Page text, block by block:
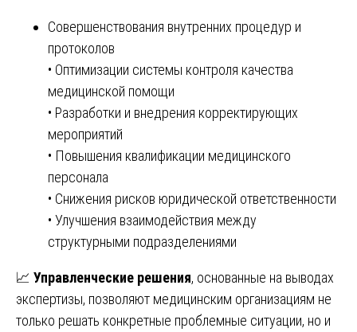
Совершенствования внутренних процедур и
протоколов
• Оптимизации системы контроля качества
медицинской помощи
• Разработки и внедрения корректирующих
мероприятий
• Повышения квалификации медицинского
персонала
• Снижения рисков юридической ответственности
• Улучшения взаимодействия между
структурными подразделениями
📈 Управленческие решения, основанные на выводах
экспертизы, позволяют медицинским организациям не
только решать конкретные проблемные ситуации, но и